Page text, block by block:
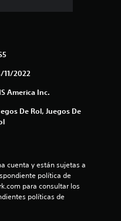
e
11/2022
America Inc.
De Rol, Juegos De
cuenta y están sujetas a
política de
para consultar los
políticas de